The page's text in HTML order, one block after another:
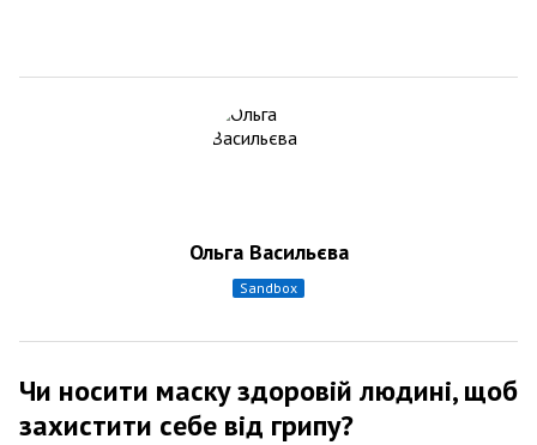
Ольга Васильєва
sandbox
Чи носити маску здоровій людині, щоб
захистити себе від грипу?